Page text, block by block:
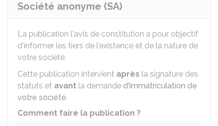
Société anonyme (SA)
La publication l'avis de constitution a pour objectif
d'informer les tiers de l'existence et de la nature de
votre société.
Cette publication intervient après la signature des
statuts et avant la demande d'immatriculation de
votre société.
Comment faire la publication ?